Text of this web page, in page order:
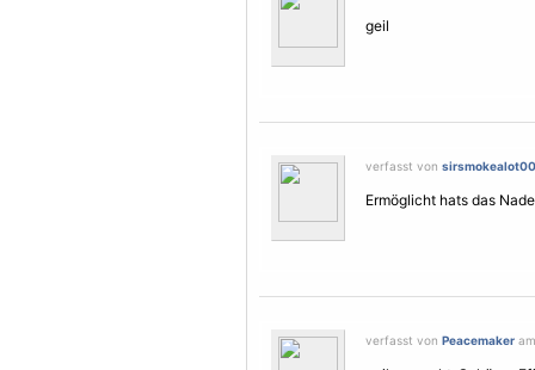
geil
verfasst von sirsmokealot00
Ermöglicht hats das
verfasst von Peacemaker